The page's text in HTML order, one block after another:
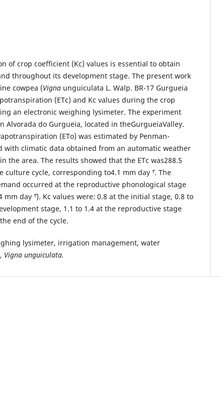
of crop coefficient (Kc) values is essential to obtain
throughout its development stage. The present work
cowpea (Vigna unguiculata L. Walp. BR-17 Gurgueia
(ETc) and Kc values during the crop
an electronic weighing lysimeter. The experiment
Alvorada do Gurgueia, located in theGurgueiaValley.
(ETo) was estimated by Penman-
with climatic data obtained from an automatic weather
the area. The results showed that the ETc was288.5
cycle, corresponding to4.1 mm day ˉ¹. The
occurred at the reproductive phonological stage
mm day ˉ¹). Kc values were: 0.8 at the initial stage, 0.8 to
stage, 1.1 to 1.4 at the reproductive stage
end of the cycle.
lysimeter, irrigation management, water
Vigna unguiculata.